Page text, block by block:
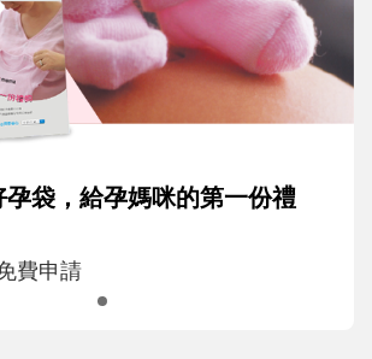
袋，給孕媽咪的第一份禮
費申請